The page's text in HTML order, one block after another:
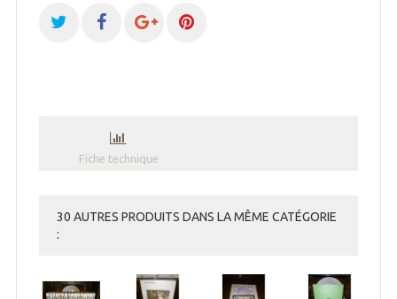
Fiche technique
30 AUTRES PRODUITS DANS LA MÊME CATÉGORIE
: